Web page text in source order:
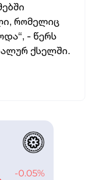
რომელიც
- წერს
ქსელში.